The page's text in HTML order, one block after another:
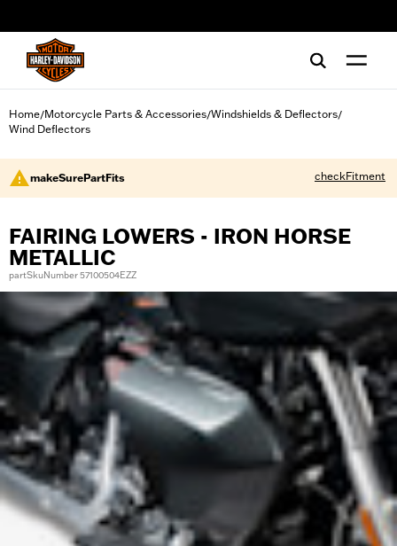
Home/Motorcycle Parts & Accessories/Windshields & Deflectors/
Wind Deflectors
makeSurePartFits checkFitment
FAIRING LOWERS - IRON HORSE
METALLIC
partSkuNumber 57100504EZZ